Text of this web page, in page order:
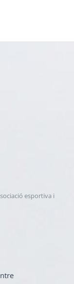
esportiva i